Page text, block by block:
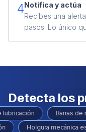
4Notifica y actúa
Recibes una
pasos. Lo único
Detecta los
lubricación Barras
Holgura mecánica